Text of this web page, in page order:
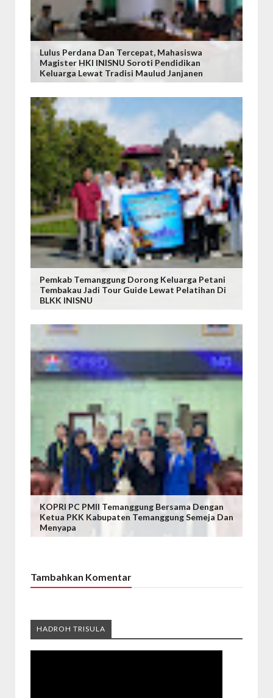
Lulus Perdana Dan Tercepat, Mahasiswa
Magister HKI INISNU Soroti Pendidikan
Keluarga Lewat Tradisi Maulud Janjanen
Pemkab Temanggung Dorong Keluarga Petani
Tembakau Jadi Tour Guide Lewat Pelatihan Di
BLKK INISNU
KOPRI PC PMII Temanggung Bersama Dengan
Ketua PKK Kabupaten Temanggung Semeja Dan
Menyapa
Tambahkan Komentar
HADROH TRISULA